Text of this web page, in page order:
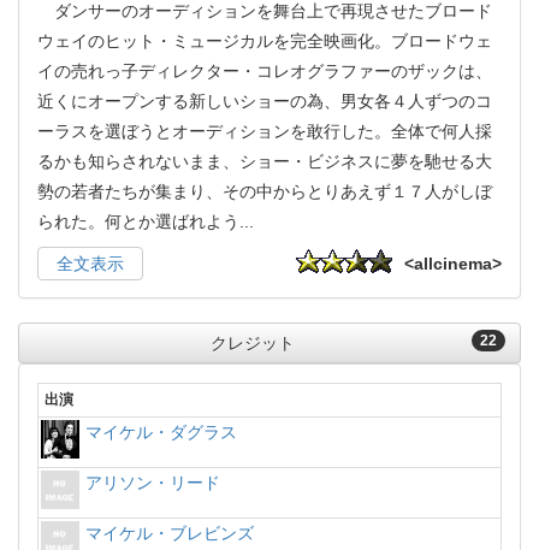
ダンサーのオーディションを舞台上で再現させたブロード
ウェイのヒット・ミュージカルを完全映画化。ブロードウェ
イの売れっ子ディレクター・コレオグラファーのザックは、
近くにオープンする新しいショーの為、男女各４人ずつのコ
ーラスを選ぼうとオーディションを敢行した。全体で何人採
るかも知らされないまま、ショー・ビジネスに夢を馳せる大
勢の若者たちが集まり、その中からとりあえず１７人がしぼ
られた。何とか選ばれよう
全文表示 <allcinema>
22
クレジット
出演
マイケル・ダグラス
アリソン・リード
マイケル・ブレビンズ